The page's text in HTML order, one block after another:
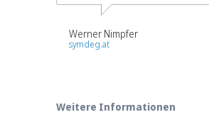
Werner Nimpfer
symdeg.at
Weitere Informationen